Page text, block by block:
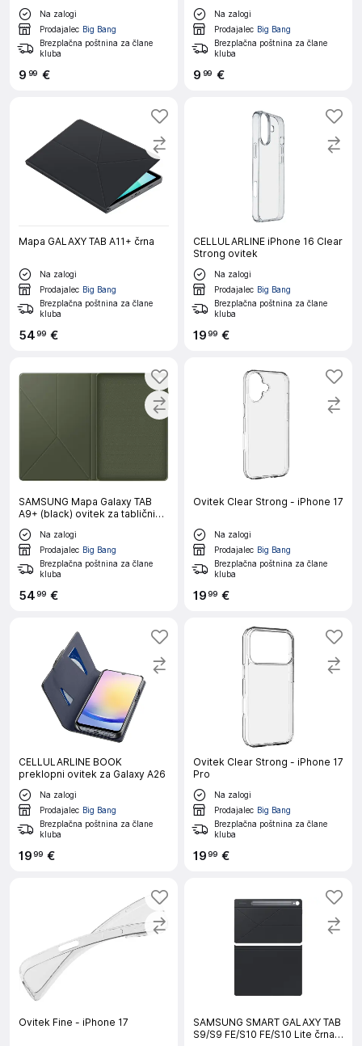
Na zalogi
Prodajalec Big Bang
Brezplačna poštnina za člane
kluba
9 99 €
Na zalogi
Prodajalec Big Bang
Brezplačna poštnina za člane
kluba
9 99 €
Mapa GALAXY TAB A11+ črna
Na zalogi
Prodajalec Big Bang
Brezplačna poštnina za člane
kluba
5499 €
CELLULARLINE iPhone 16 Clear
Strong ovitek
Na zalogi
Prodajalec Big Bang
Brezplačna poštnina za člane
kluba
1999 €
SAMSUNG Mapa Galaxy TAB
A9+ (black) ovitek za tablični
računalnik
Na zalogi
Prodajalec Big Bang
Brezplačna poštnina za člane
kluba
5499 €
Ovitek Clear Strong - iPhone 17
Na zalogi
Prodajalec Big Bang
Brezplačna poštnina za člane
kluba
1999 €
CELLULARLINE BOOK
preklopni ovitek za Galaxy A26
Na zalogi
Prodajalec Big Bang
Brezplačna poštnina za člane
kluba
1999 €
Ovitek Clear Strong - iPhone 17
Pro
Na zalogi
Prodajalec Big Bang
Brezplačna poštnina za člane
kluba
1999 €
Ovitek Fine - iPhone 17
SAMSUNG SMART GALAXY TAB
S9/S9 FE/S10 FE/S10 Lite črna